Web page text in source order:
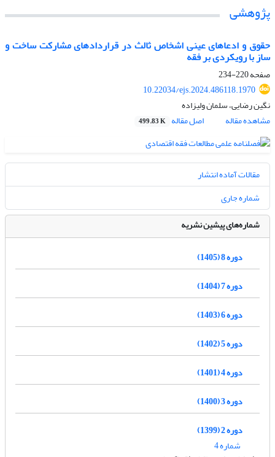
پژوهشی
حقوق و ادعاهای عینی اشخاص ثالث در قراردادهای مشارکت ساخت و
ساز با رویکردی بر فقه
صفحه220-234
10.22034/ejs.2024.486118.1970
نگین رضایی، سلمان ولیزاده
مشاهده مقاله
اصل مقاله 499.83 K
مقالات آماده انتشار
شماره جاری
شماره‌های پیشین نشریه
دوره 8 (1405)
دوره 7 (1404)
دوره 6 (1403)
دوره 5 (1402)
دوره 4 (1401)
دوره 3 (1400)
دوره 2 (1399)
شماره 4